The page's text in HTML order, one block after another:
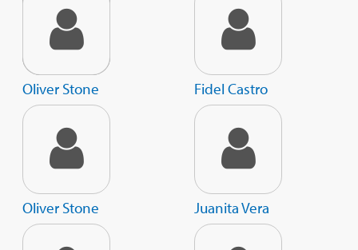
Oliver Stone Fidel Castro
Oliver Stone Juanita Vera